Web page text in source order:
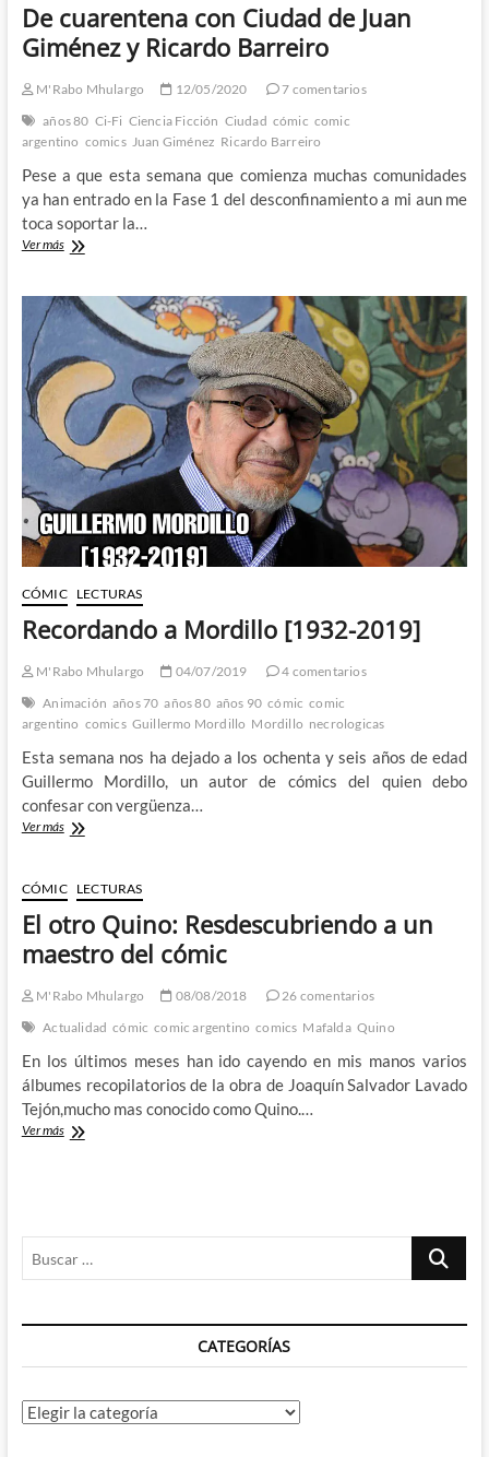
De cuarentena con Ciudad de Juan
Giménez y Ricardo Barreiro
M'Rabo Mhulargo 12/05/2020
7 comentarios
años 80 Ci-Fi Ciencia Ficción Ciudad cómic comic
argentino comics Juan Giménez Ricardo Barreiro
Pese a que esta semana que comienza muchas comunidades
ya han entrado en la Fase 1 del desconfinamiento a mi aun me
toca soportar la…
Ver másDe
Ciudad
de
Giménez
Ricardo
Barreiro
CÓMIC LECTURAS
Recordando a Mordillo [1932-2019]
M'Rabo Mhulargo 04/07/2019
4 comentarios
Animación años 70 años 80 años 90 cómic comic
argentino comics Guillermo Mordillo Mordillo necrologicas
Esta semana nos ha dejado a los ochenta y seis años de edad
Guillermo Mordillo, un autor de cómics del quien debo
confesar con vergüenza…
Ver másRecordando
[1932-
2019]
CÓMIC LECTURAS
El otro Quino: Resdescubriendo a un
maestro del cómic
M'Rabo Mhulargo 08/08/2018
26 comentarios
Actualidad cómic comic argentino comics Mafalda Quino
En los últimos meses han ido cayendo en mis manos varios
álbumes recopilatorios de la obra de Joaquín Salvador Lavado
Tejón,mucho mas conocido como Quino.…
Ver másEl
del
Buscar
CATEGORÍAS
Categorías